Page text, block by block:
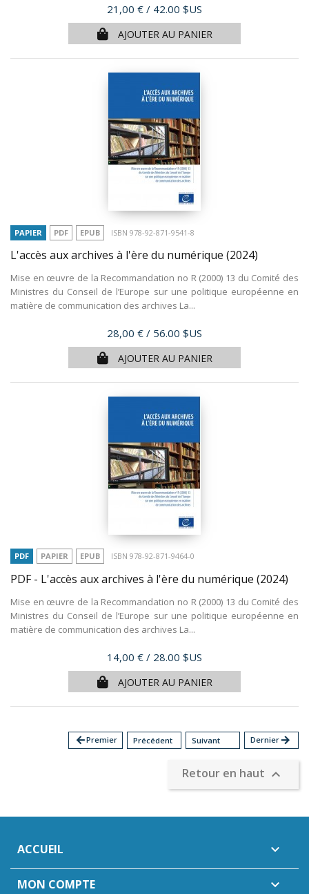
Prix
21,00 € / 42.00 $US
AJOUTER AU PANIER
PAPIER PDF EPUB ISBN 978-92-871-9541-8
L'accès aux archives à l'ère du numérique (2024)
Mise en œuvre de la Recommandation no R (2000) 13 du Comité des
Ministres du Conseil de l’Europe sur une politique européenne en
matière de communication des archives La...
Prix
28,00 € / 56.00 $US
AJOUTER AU PANIER
PDF PAPIER EPUB ISBN 978-92-871-9464-0
PDF - L'accès aux archives à l'ère du numérique (2024)
Mise en œuvre de la Recommandation no R (2000) 13 du Comité des
Ministres du Conseil de l’Europe sur une politique européenne en
matière de communication des archives La...
Prix
14,00 € / 28.00 $US
AJOUTER AU PANIER
arrow_backPremier Précédent Suivant Dernierarrow_forward
Retour en haut 
ACCUEIL 
MON COMPTE 